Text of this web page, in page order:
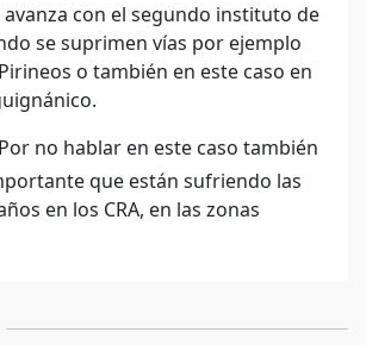
con el segundo instituto de
se suprimen vías por ejemplo
o también en este caso en
Por no hablar en este caso también
que están sufriendo las
en los CRA, en las zonas